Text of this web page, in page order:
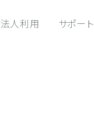
法人利用 サポート